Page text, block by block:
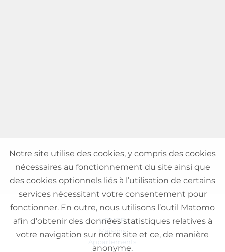
VENTE
Maisons
Appartements
Notre site utilise des cookies, y compris des cookies
nécessaires au fonctionnement du site ainsi que
des cookies optionnels liés à l’utilisation de certains
services nécessitant votre consentement pour
fonctionner. En outre, nous utilisons l’outil Matomo
afin d’obtenir des données statistiques relatives à
votre navigation sur notre site et ce, de manière
anonyme.